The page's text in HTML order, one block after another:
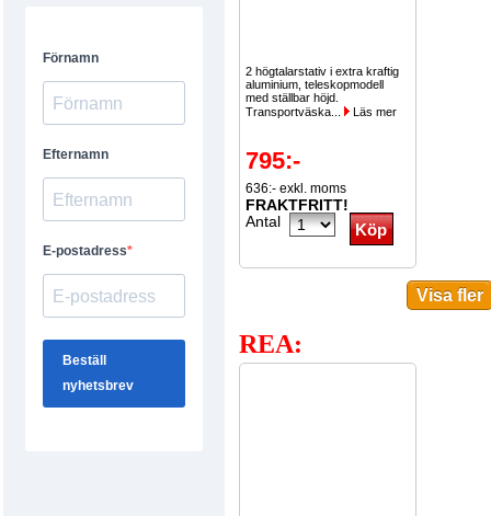
2 högtalarstativ i extra kraftig
aluminium, teleskopmodell
med ställbar höjd.
Transportväska...
Läs mer
795:-
636:- exkl. moms
FRAKTFRITT!
Antal
REA: